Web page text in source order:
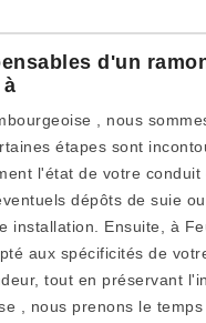
d'un
, nous
étapes sont
l'état de votre
dépôts de suie
installation. Ensuite, à
aux spécificités de
tout en préservant
, nous prenons le